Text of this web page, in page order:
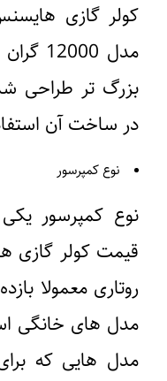
مدل 12000
تر طراحی شده
ساخت آن
نوع کمپرسور
کمپرسور یکی
کولر گازی
معمولا بازده
های خانگی
هایی که برای